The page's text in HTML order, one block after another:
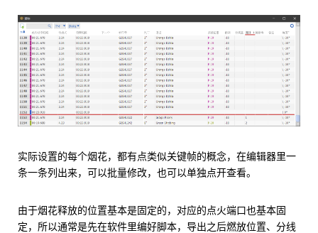
实际设置的每个烟花，都有点类似关键帧的概念，在编辑器里一
条一条列出来，可以批量修改，也可以单独点开查看。
由于烟花释放的位置基本是固定的，对应的点火端口也基本固
定，所以通常是先在软件里编好脚本，导出之后燃放位置、分线